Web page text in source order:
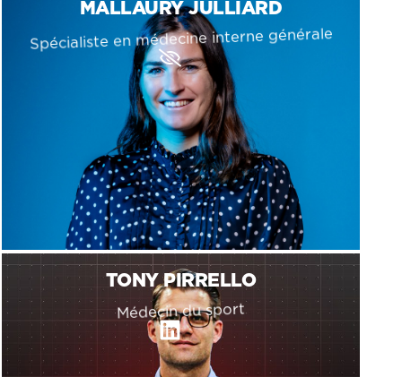
MALLAURY JULLIARD
Spécialiste en médecine interne générale
E
y
e
-
s
l
a
s
h
TONY PIRRELLO
Médecin du sport
Linkedin